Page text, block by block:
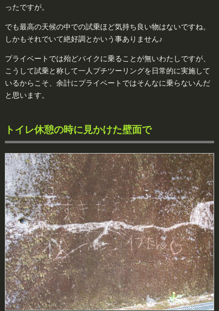
ったですが。
でも最高の天候の中での試乗ほど気持ち良い物はないですね。
しかもそれでいて絶好調とかいう事ありません♪
プライベートでは殆どバイクに乗ることが無いわたしですが、
こうして試乗と称して一人プチツーリングを日常的に実施して
いるからこそ、余計にプライベートではそんなに乗らないんだ
と思います。
トイレ休憩の時に見かけた壁面で